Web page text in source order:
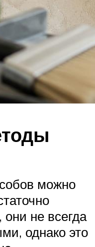
можно
не всегда
однако это